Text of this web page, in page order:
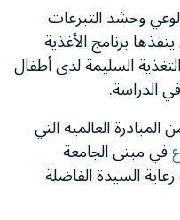
وحشد التبرعات
برنامج الأغذية
السليمة لدى أطفال
الدراسة.
العالمية التي
في مبنى الجامعة
السيدة الفاضلة